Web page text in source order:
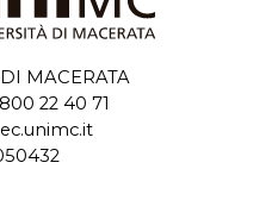
MACERATA
22 40 71